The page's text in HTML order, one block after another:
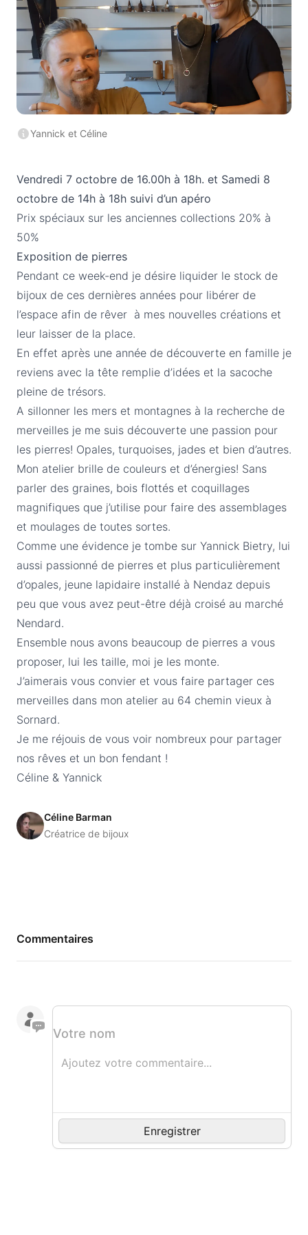
Yannick et Céline
Vendredi 7 octobre de 16.00h à 18h. et Samedi 8
octobre de 14h à 18h suivi d’un apéro
Prix spéciaux sur les anciennes collections 20% à
50%
Exposition de pierres
Pendant ce week-end je désire liquider le stock de
bijoux de ces dernières années pour libérer de
l’espace afin de rêver à mes nouvelles créations et
leur laisser de la place.
En effet après une année de découverte en famille je
reviens avec la tête remplie d’idées et la sacoche
pleine de trésors.
A sillonner les mers et montagnes à la recherche de
merveilles je me suis découverte une passion pour
les pierres! Opales, turquoises, jades et bien d’autres.
Mon atelier brille de couleurs et d’énergies! Sans
parler des graines, bois flottés et coquillages
magnifiques que j’utilise pour faire des assemblages
et moulages de toutes sortes.
Comme une évidence je tombe sur Yannick Bietry, lui
aussi passionné de pierres et plus particulièrement
d’opales, jeune lapidaire installé à Nendaz depuis
peu que vous avez peut-être déjà croisé au marché
Nendard.
Ensemble nous avons beaucoup de pierres a vous
proposer, lui les taille, moi je les monte.
J’aimerais vous convier et vous faire partager ces
merveilles dans mon atelier au 64 chemin vieux à
Sornard.
Je me réjouis de vous voir nombreux pour partager
nos rêves et un bon fendant !
Céline & Yannick
Céline Barman
Créatrice de bijoux
Commentaires
Commentaire